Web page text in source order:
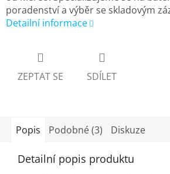
poradenství a výběr se skladovým
Detailní informace
ZEPTAT SE SDÍLET
Popis Podobné (3) Diskuze
Detailní popis produktu